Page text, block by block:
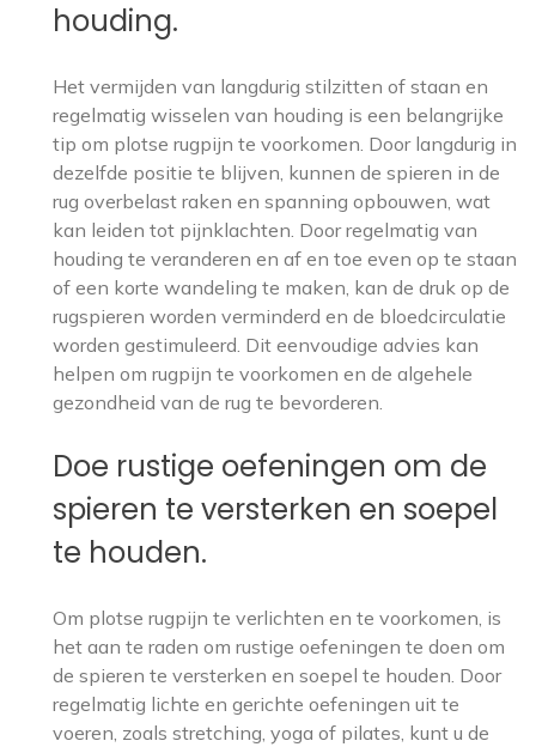
houding.
Het vermijden van langdurig stilzitten of staan en
regelmatig wisselen van houding is een belangrijke
tip om plotse rugpijn te voorkomen. Door langdurig in
dezelfde positie te blijven, kunnen de spieren in de
rug overbelast raken en spanning opbouwen, wat
kan leiden tot pijnklachten. Door regelmatig van
houding te veranderen en af en toe even op te staan
of een korte wandeling te maken, kan de druk op de
rugspieren worden verminderd en de bloedcirculatie
worden gestimuleerd. Dit eenvoudige advies kan
helpen om rugpijn te voorkomen en de algehele
gezondheid van de rug te bevorderen.
Doe rustige oefeningen om de
spieren te versterken en soepel
te houden.
Om plotse rugpijn te verlichten en te voorkomen, is
het aan te raden om rustige oefeningen te doen om
de spieren te versterken en soepel te houden. Door
regelmatig lichte en gerichte oefeningen uit te
voeren, zoals stretching, yoga of pilates, kunt u de